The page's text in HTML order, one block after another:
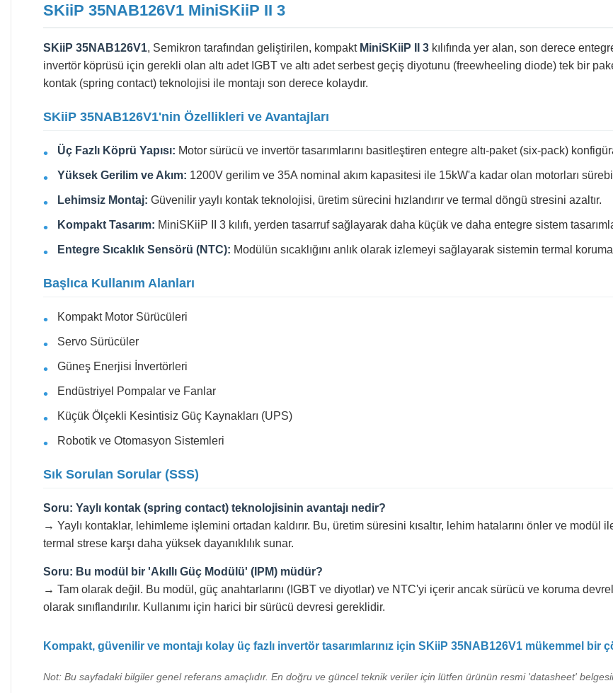
SKiiP 35NAB126V1 MiniSKiiP II 3
SKiiP 35NAB126V1, Semikron tarafından geliştirilen, kompakt MiniSKiiP II 3 kılıfında yer alan, son derece
invertör köprüsü için gerekli olan altı adet IGBT ve altı adet serbest geçiş diyotunu (freewheeling diode) tek bir
kontak (spring contact) teknolojisi ile montajı son derece kolaydır.
SKiiP 35NAB126V1'nin Özellikleri ve Avantajları
Üç Fazlı Köprü Yapısı: Motor sürücü ve invertör tasarımlarını basitleştiren entegre altı-paket (six-pack)
Yüksek Gerilim ve Akım: 1200V gerilim ve 35A nominal akım kapasitesi ile 15kW'a kadar olan motorları
Lehimsiz Montaj: Güvenilir yaylı kontak teknolojisi, üretim sürecini hızlandırır ve termal döngü stresini azaltır.
Kompakt Tasarım: MiniSKiiP II 3 kılıfı, yerden tasarruf sağlayarak daha küçük ve daha entegre sistem
Entegre Sıcaklık Sensörü (NTC): Modülün sıcaklığını anlık olarak izlemeyi sağlayarak sistemin termal
Başlıca Kullanım Alanları
Kompakt Motor Sürücüleri
Servo Sürücüler
Güneş Enerjisi İnvertörleri
Endüstriyel Pompalar ve Fanlar
Küçük Ölçekli Kesintisiz Güç Kaynakları (UPS)
Robotik ve Otomasyon Sistemleri
Sık Sorulan Sorular (SSS)
Soru: Yaylı kontak (spring contact) teknolojisinin avantajı nedir?
→ Yaylı kontaklar, lehimleme işlemini ortadan kaldırır. Bu, üretim süresini kısaltır, lehim hatalarını önler ve
termal strese karşı daha yüksek dayanıklılık sunar.
Soru: Bu modül bir 'Akıllı Güç Modülü' (IPM) müdür?
→ Tam olarak değil. Bu modül, güç anahtarlarını (IGBT ve diyotlar) ve NTC'yi içerir ancak sürücü ve koruma
olarak sınıflandırılır. Kullanımı için harici bir sürücü devresi gereklidir.
Kompakt, güvenilir ve montajı kolay üç fazlı invertör tasarımlarınız için SKiiP 35NAB126V1 mükemmel bir
Not: Bu sayfadaki bilgiler genel referans amaçlıdır. En doğru ve güncel teknik veriler için lütfen ürünün resmi 'datasheet'